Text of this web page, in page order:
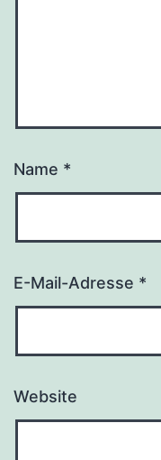
Name *
E-Mail-Adresse *
Website